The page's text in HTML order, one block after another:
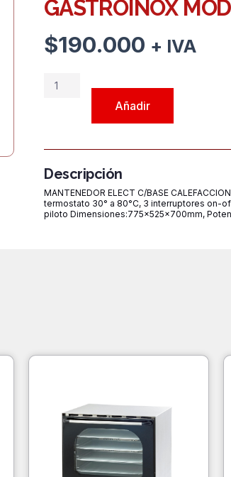
GASTROINOX
$190.000 + IVA
MANTENEDOR
MARCA
GASTROINOX
MODELO
GUHTC2FA
cantidad
Añadir
Descripción
MANTENEDOR ELECT C/BASE
termostato 30° a 80°C, 3 interruptores on-
piloto Dimensiones:775×525×700mm,